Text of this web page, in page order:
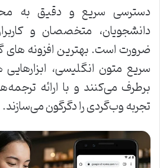
دسترسی سریع و دقیق به
دانشجویان، متخصصان و
ضرورت است. بهترین افزونه های
سریع متون انگلیسی،
برطرف می‌کنند و با ارائه
تجربه وب‌گردی را دگرگون می‌سازند.